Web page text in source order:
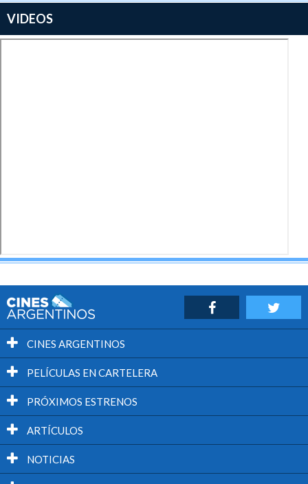
VIDEOS
CINES ARGENTINOS
PELÍCULAS EN CARTELERA
PRÓXIMOS ESTRENOS
ARTÍCULOS
NOTICIAS